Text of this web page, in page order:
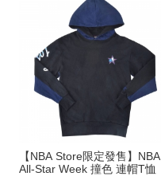
【NBA Store限定發售】NBA
All-Star Week 撞色 連帽T恤